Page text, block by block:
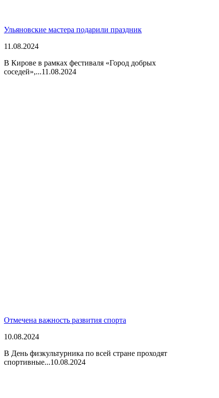
Ульяновские мастера подарили праздник
11.08.2024
В Кирове в рамках фестиваля «Город добрых
соседей»,...11.08.2024
Отмечена важность развития спорта
10.08.2024
В День физкультурника по всей стране проходят
спортивные...10.08.2024